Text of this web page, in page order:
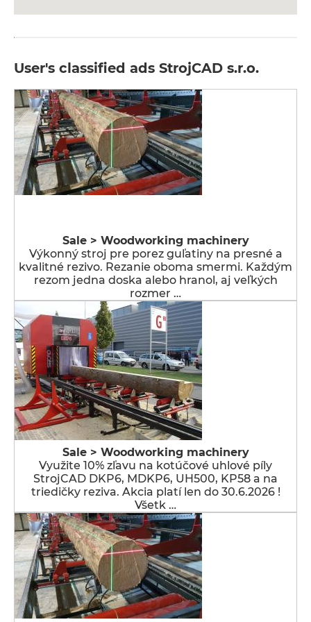
User's classified ads StrojCAD s.r.o.
Sale > Woodworking machinery
Výkonný stroj pre porez guľatiny na presné a
kvalitné rezivo. Rezanie oboma smermi. Každým
rezom jedna doska alebo hranol, aj veľkých
rozmer …
Sale > Woodworking machinery
Využite 10% zľavu na kotúčové uhlové píly
StrojCAD DKP6, MDKP6, UH500, KP58 a na
triedičky reziva. Akcia platí len do 30.6.2026 !
Všetk …